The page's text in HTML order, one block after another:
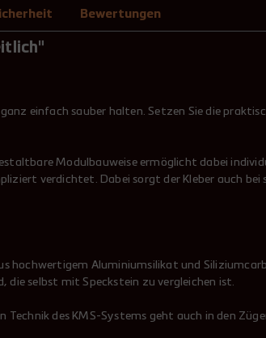
Bewertungen
einfach sauber halten. Setzen Sie die
Modulbauweise ermöglicht dabei
verdichtet. Dabei sorgt der Kleber auch bei
hochwertigem Aluminiumsilikat und
die selbst mit Speckstein zu vergleichen ist.
des KMS-Systems geht auch in den